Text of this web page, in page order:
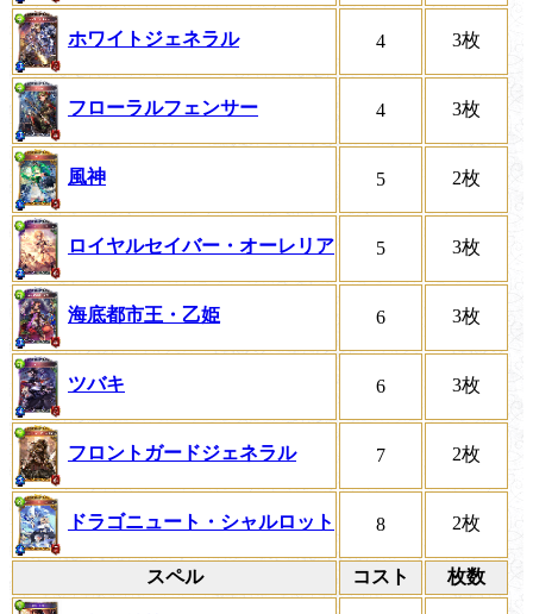
ホワイトジェネラル 4 3枚
フローラルフェンサー 4 3枚
風神 5 2枚
ロイヤルセイバー・オーレリア 5 3枚
海底都市王・乙姫 6 3枚
ツバキ 6 3枚
フロントガードジェネラル 7 2枚
ドラゴニュート・シャルロット 8 2枚
スペル コスト 枚数